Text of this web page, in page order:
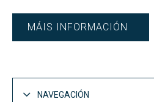
MÁIS INFORMACIÓN
NAVEGACIÓN